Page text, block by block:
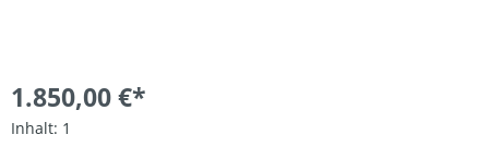
1.850,00 €*
Inhalt: 1